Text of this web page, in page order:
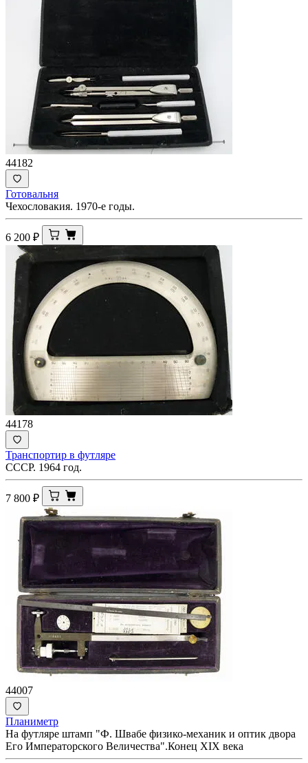
44182
Готовальня
Чехословакия. 1970-е годы.
6 200 ₽
44178
Транспортир в футляре
СССР. 1964 год.
7 800 ₽
44007
Планиметр
На футляре штамп "Ф. Швабе физико-механик и оптик двора
Его Императорского Величества".Конец XIX века